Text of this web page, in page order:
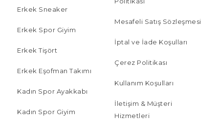
Erkek Sneaker
Erkek Spor Giyim
Erkek Tişört
Erkek Eşofman Takımı
Kadın Spor Ayakkabı
Kadın Spor Giyim
Mesafeli Satış Sözleşmesi
İptal ve İade Koşulları
Çerez Politikası
Kullanım Koşulları
İletişim & Müşteri
Hizmetleri